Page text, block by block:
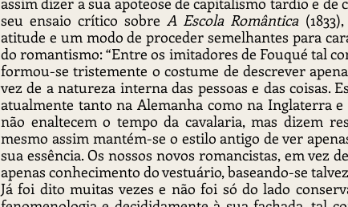
seu ensaio crítico sobre A Escola Romântica
atitude e um modo de proceder semelhantes para
do romantismo: “Entre os imitadores de Fouqué tal
formou-se tristemente o costume de descrever
vez de a natureza interna das pessoas e das coisas.
atualmente tanto na Alemanha como na Inglaterra e
não enaltecem o tempo da cavalaria, mas dizem
mesmo assim mantém-se o estilo antigo de ver
sua essência. Os nossos novos romancistas, em vez
apenas conhecimento do vestuário, baseando-se
Já foi dito muitas vezes e não foi só do lado